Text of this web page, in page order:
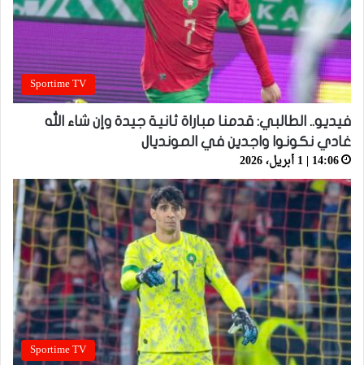
Sportime TV
فيديو.. الطالبي: قدمنا مباراة ثانية جيدة وإن شاء الله
غادي نكونوا واجدين في المونديال
14:06 | 1 أبريل، 2026
Sportime TV